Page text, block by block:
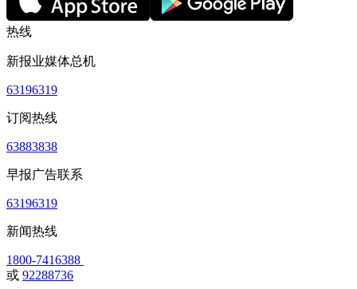
热线
新报业媒体总机
63196319
订阅热线
63883838
早报广告联系
63196319
新闻热线
1800-7416388
或 92288736